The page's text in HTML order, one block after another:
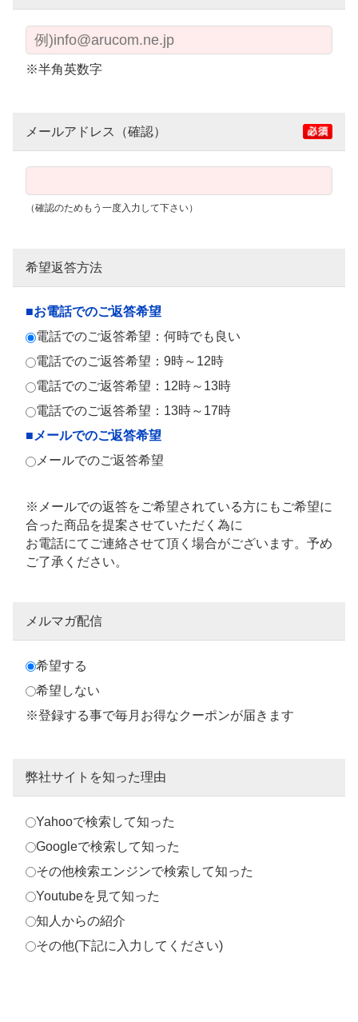
※半角英数字
メールアドレス（確認）
（確認のためもう一度入力して下さい）
希望返答方法
■お電話でのご返答希望
電話でのご返答希望：何時でも良い
電話でのご返答希望：9時～12時
電話でのご返答希望：12時～13時
電話でのご返答希望：13時～17時
■メールでのご返答希望
メールでのご返答希望
※メールでの返答をご希望されている方にもご希望に
合った商品を提案させていただく為に
お電話にてご連絡させて頂く場合がございます。予め
ご了承ください。
メルマガ配信
希望する
希望しない
※登録する事で毎月お得なクーポンが届きます
弊社サイトを知った理由
Yahooで検索して知った
Googleで検索して知った
その他検索エンジンで検索して知った
Youtubeを見て知った
知人からの紹介
その他(下記に入力してください)